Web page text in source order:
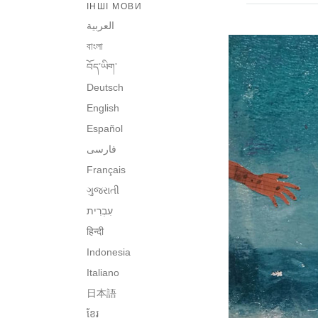
ІНШІ МОВИ
العربية
বাংলা
བོད་ཡིག་
Deutsch
English
Español
فارسی
Français
ગુજરાતી
हिन्दी
Indonesia
Italiano
日本語
ខ្មែរ